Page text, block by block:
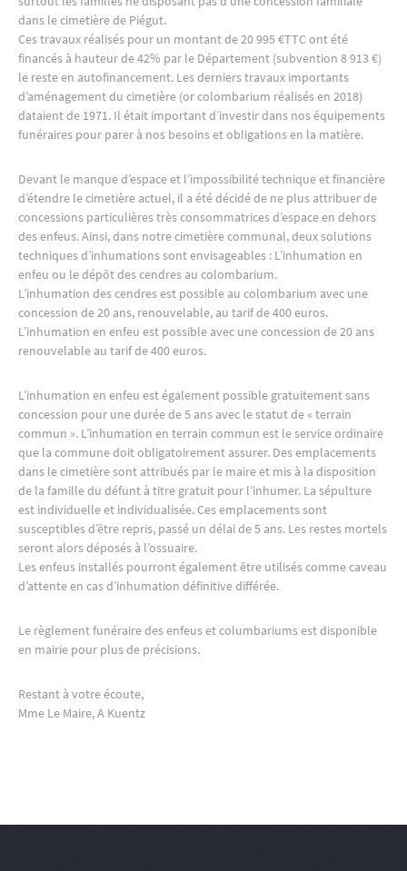
dans le cimetière de Piégut.
Ces travaux réalisés pour un montant de 20 995 €TTC ont été
financés à hauteur de 42% par le Département (subvention 8 913 €)
le reste en autofinancement. Les derniers travaux importants
d’aménagement du cimetière (or colombarium réalisés en 2018)
dataient de 1971. Il était important d’investir dans nos équipements
funéraires pour parer à nos besoins et obligations en la matière.
Devant le manque d’espace et l’impossibilité technique et financière
d’étendre le cimetière actuel, il a été décidé de ne plus attribuer de
concessions particulières très consommatrices d’espace en dehors
des enfeus. Ainsi, dans notre cimetière communal, deux solutions
techniques d’inhumations sont envisageables : L’inhumation en
enfeu ou le dépôt des cendres au colombarium.
L’inhumation des cendres est possible au colombarium avec une
concession de 20 ans, renouvelable, au tarif de 400 euros.
L’inhumation en enfeu est possible avec une concession de 20 ans
renouvelable au tarif de 400 euros.
L’inhumation en enfeu est également possible gratuitement sans
concession pour une durée de 5 ans avec le statut de « terrain
commun ». L’inhumation en terrain commun est le service ordinaire
que la commune doit obligatoirement assurer. Des emplacements
dans le cimetière sont attribués par le maire et mis à la disposition
de la famille du défunt à titre gratuit pour l’inhumer. La sépulture
est individuelle et individualisée. Ces emplacements sont
susceptibles d’être repris, passé un délai de 5 ans. Les restes mortels
seront alors déposés à l’ossuaire.
Les enfeus installés pourront également être utilisés comme caveau
d’attente en cas d’inhumation définitive différée.
Le règlement funéraire des enfeus et columbariums est disponible
en mairie pour plus de précisions.
Restant à votre écoute,
Mme Le Maire, A Kuentz